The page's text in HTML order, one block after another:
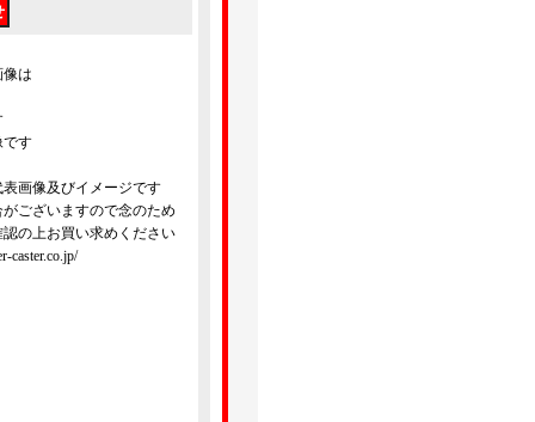
は
す
画像及びイメージです
ございますので念のため
の上お買い求めください